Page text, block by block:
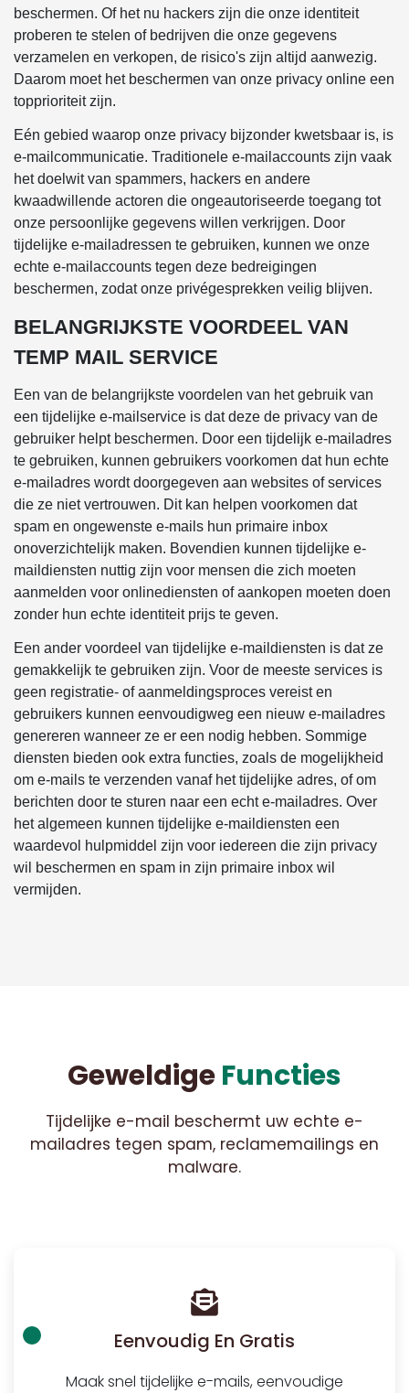
beschermen. Of het nu hackers zijn die onze identiteit
proberen te stelen of bedrijven die onze gegevens
verzamelen en verkopen, de risico's zijn altijd aanwezig.
Daarom moet het beschermen van onze privacy online een
topprioriteit zijn.
Eén gebied waarop onze privacy bijzonder kwetsbaar is, is
e-mailcommunicatie. Traditionele e-mailaccounts zijn vaak
het doelwit van spammers, hackers en andere
kwaadwillende actoren die ongeautoriseerde toegang tot
onze persoonlijke gegevens willen verkrijgen. Door
tijdelijke e-mailadressen te gebruiken, kunnen we onze
echte e-mailaccounts tegen deze bedreigingen
beschermen, zodat onze privégesprekken veilig blijven.
BELANGRIJKSTE VOORDEEL VAN
TEMP MAIL SERVICE
Een van de belangrijkste voordelen van het gebruik van
een tijdelijke e-mailservice is dat deze de privacy van de
gebruiker helpt beschermen. Door een tijdelijk e-mailadres
te gebruiken, kunnen gebruikers voorkomen dat hun echte
e-mailadres wordt doorgegeven aan websites of services
die ze niet vertrouwen. Dit kan helpen voorkomen dat
spam en ongewenste e-mails hun primaire inbox
onoverzichtelijk maken. Bovendien kunnen tijdelijke e-
maildiensten nuttig zijn voor mensen die zich moeten
aanmelden voor onlinediensten of aankopen moeten doen
zonder hun echte identiteit prijs te geven.
Een ander voordeel van tijdelijke e-maildiensten is dat ze
gemakkelijk te gebruiken zijn. Voor de meeste services is
geen registratie- of aanmeldingsproces vereist en
gebruikers kunnen eenvoudigweg een nieuw e-mailadres
genereren wanneer ze er een nodig hebben. Sommige
diensten bieden ook extra functies, zoals de mogelijkheid
om e-mails te verzenden vanaf het tijdelijke adres, of om
berichten door te sturen naar een echt e-mailadres. Over
het algemeen kunnen tijdelijke e-maildiensten een
waardevol hulpmiddel zijn voor iedereen die zijn privacy
wil beschermen en spam in zijn primaire inbox wil
vermijden.
GeweldigeFuncties
Tijdelijke e-mail beschermt uw echte e-
mailadres tegen spam, reclamemailings en
malware.
Eenvoudig En Gratis
Maak snel tijdelijke e-mails, eenvoudige